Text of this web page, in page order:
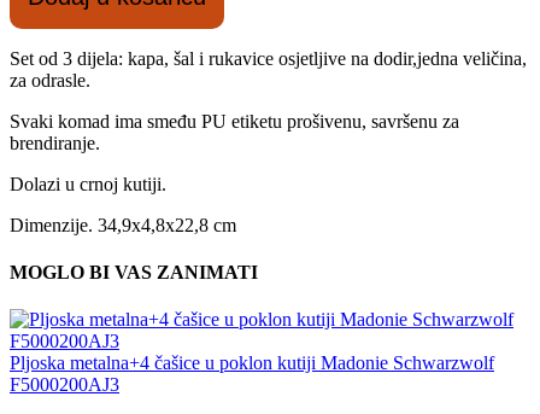
22007
crn
količina
Set od 3 dijela: kapa, šal i rukavice osjetljive na dodir,jedna veličina,
za odrasle.
Svaki komad ima smeđu PU etiketu prošivenu, savršenu za
brendiranje.
Dolazi u crnoj kutiji.
Dimenzije. 34,9x4,8x22,8 cm
MOGLO BI VAS ZANIMATI
Pljoska metalna+4 čašice u poklon kutiji Madonie Schwarzwolf
F5000200AJ3